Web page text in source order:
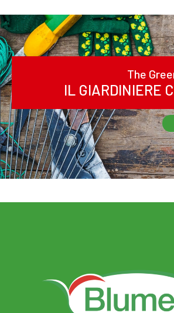
The
IL GIARDINIERE